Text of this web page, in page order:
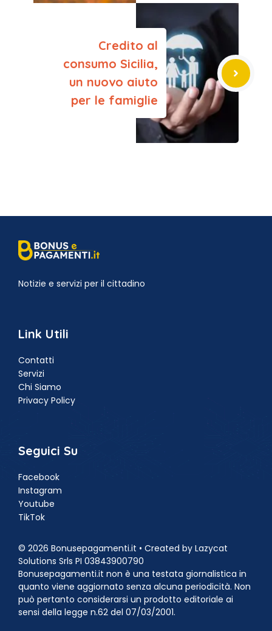
Credito al
consumo Sicilia,
un nuovo aiuto
per le famiglie
Notizie e servizi per il cittadino
Link Utili
Contatti
Servizi
Chi Siamo
Privacy Policy
Seguici Su
Facebook
Instagram
Youtube
TikTok
© 2026 Bonusepagamenti.it • Created by Lazycat
Solutions Srls PI 03843900790
Bonusepagamenti.it non è una testata giornalistica in
quanto viene aggiornato senza alcuna periodicità. Non
può pertanto considerarsi un prodotto editoriale ai
sensi della legge n.62 del 07/03/2001.